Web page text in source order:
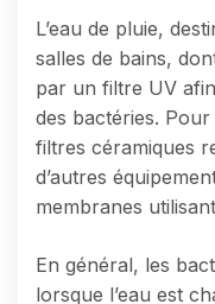
L’eau de pluie,
salles de bains,
par un filtre UV
des bactéries.
filtres céramiques
d’autres
membranes
En général, les
lorsque l’eau est